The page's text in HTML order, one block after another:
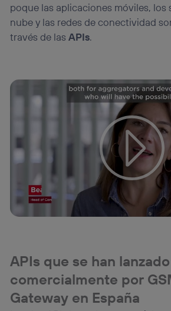
poque las aplicaciones móviles, los
nube y las redes de conectividad
través de lasAPIs.
APIs que se han lanzado
comercialmente por
Gateway en España